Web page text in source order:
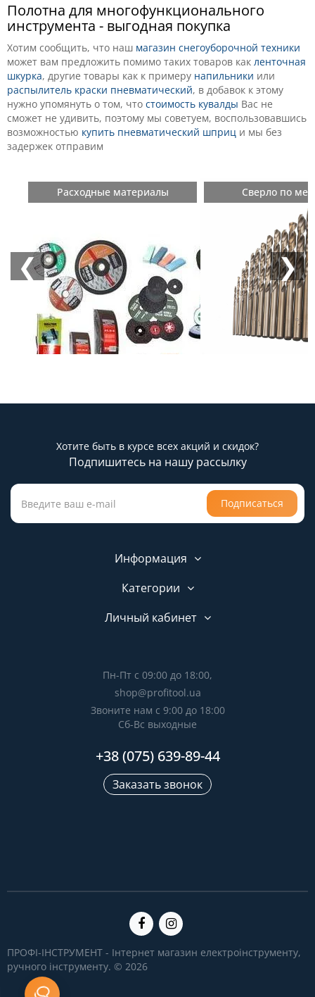
Полотна для многофункционального
инструмента - выгодная покупка
Хотим сообщить, что наш магазин снегоуборочной техники
может вам предложить помимо таких товаров как ленточная
шкурка, другие товары как к примеру напильники или
распылитель краски пневматический, в добавок к этому
нужно упомянуть о том, что стоимость кувалды Вас не
сможет не удивить, поэтому мы советуем, воспользовавшись
возможностью купить пневматический шприц и мы без
задержек отправим
❮ ❯
Расходные материалы Сверло по
Хотите быть в курсе всех акций и скидок?
Подпишитесь на нашу рассылку
Подписаться
Информация
Категории
Личный кабинет
Пн-Пт с 09:00 до 18:00,
shop@profitool.ua
Звоните нам с 9:00 до 18:00
Сб-Вс выходные
+38 (075) 639-89-44
Заказать звонок
ПРОФІ-ІНСТРУМЕНТ - Інтернет магазин електроінструменту,
ручного інструменту. © 2026